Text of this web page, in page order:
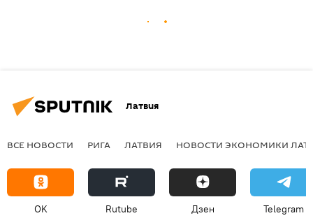
Латвия
ВСЕ НОВОСТИ РИГА ЛАТВИЯ НОВОСТИ ЭКОНОМИКИ
OK Rutube Дзен Telegram